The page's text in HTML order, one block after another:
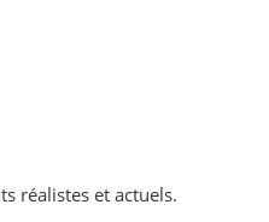
réalistes et actuels.